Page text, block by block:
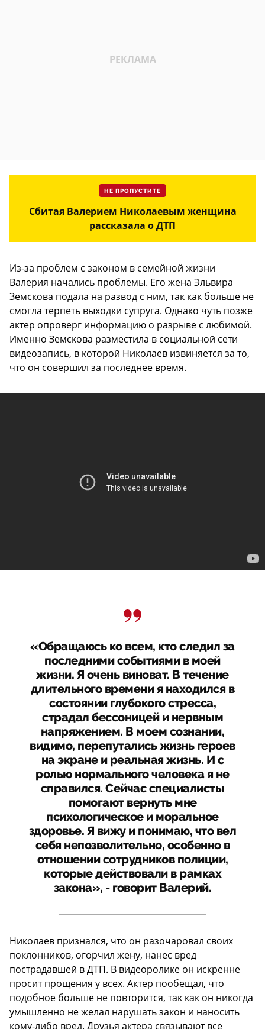
НЕ ПРОПУСТИТЕ
Сбитая Валерием Николаевым женщина
рассказала о ДТП
Из-за проблем с законом в семейной жизни
Валерия начались проблемы. Его жена Эльвира
Земскова подала на развод с ним, так как больше не
смогла терпеть выходки супруга. Однако чуть позже
актер опроверг информацию о разрыве с любимой.
Именно Земскова разместила в социальной сети
видеозапись, в которой Николаев извиняется за то,
что он совершил за последнее время.
«Обращаюсь ко всем, кто следил за
последними событиями в моей
жизни. Я очень виноват. В течение
длительного времени я находился в
состоянии глубокого стресса,
страдал бессоницей и нервным
напряжением. В моем сознании,
видимо, перепутались жизнь героев
на экране и реальная жизнь. И с
ролью нормального человека я не
справился. Сейчас специалисты
помогают вернуть мне
психологическое и моральное
здоровье. Я вижу и понимаю, что вел
себя непозволительно, особенно в
отношении сотрудников полиции,
которые действовали в рамках
закона», - говорит Валерий.
Николаев признался, что он разочаровал своих
поклонников, огорчил жену, нанес вред
пострадавшей в ДТП. В видеоролике он искренне
просит прощения у всех. Актер пообещал, что
подобное больше не повторится, так как он никогда
умышленно не желал нарушать закон и наносить
кому-либо вред. Друзья актера связывают все